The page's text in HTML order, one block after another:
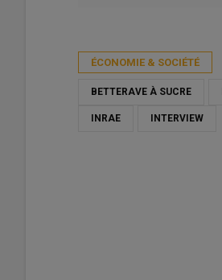
ÉCONOMIE & SOCIÉTÉ
BETTERAVE À SUCRE
INRAE INTERVIEW